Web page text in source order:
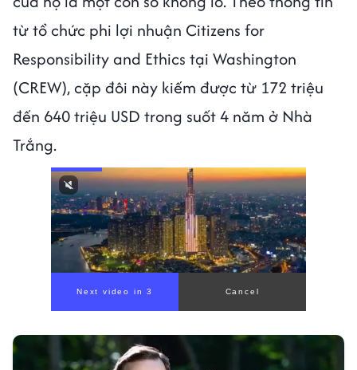
từ tổ chức phi lợi nhuận Citizens for
Responsibility and Ethics tại Washington
(CREW), cặp đôi này kiếm được từ 172 triệu
đến 640 triệu USD trong suốt 4 năm ở Nhà
Trắng.
Next video in 1 Cancel